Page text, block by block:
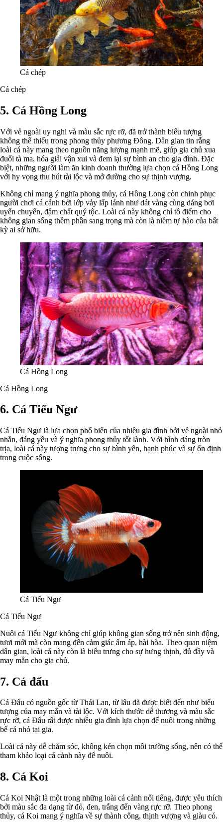
Cá chép
Cá chép
5. Cá Hồng Long
Với vẻ ngoài uy nghi và màu sắc rực rỡ, đã trở thành biểu tượng
không thể thiếu trong phong thủy phương Đông. Dân gian tin rằng
loài cá này mang theo nguồn năng lượng mạnh mẽ, giúp gia chủ xua
đuổi tà ma, hóa giải vận xui và đem lại sự bình an cho gia đình. Đặc
biệt, những người làm ăn kinh doanh thường lựa chọn cá Hồng Long
với hy vọng thu hút tài lộc và mở đường cho sự thịnh vượng.
Không chỉ mang ý nghĩa phong thủy, cá Hồng Long còn chinh phục
người chơi cá cảnh bởi lớp vảy lấp lánh như dát vàng cùng dáng bơi
uyển chuyển, đậm chất quý tộc. Loài cá này không chỉ tô điểm cho
không gian sống thêm phần sang trọng mà còn là niềm tự hào của bất
kỳ ai sở hữu.
Cá Hồng Long
Cá Hồng Long
6. Cá Tiểu Ngư
Cá Tiểu Ngư là lựa chọn phổ biến của nhiều gia đình bởi vẻ ngoài nhỏ
nhắn, đáng yêu và ý nghĩa phong thủy tốt lành. Với hình dáng tròn
trịa, loài cá này tượng trưng cho sự bình yên, hạnh phúc và sự ổn định
trong cuộc sống.
Cá Tiểu Ngư
Cá Tiểu Ngư
Nuôi cá Tiểu Ngư không chỉ giúp không gian sống trở nên sinh động,
tươi mới mà còn mang đến cảm giác ấm áp, hài hòa. Theo quan niệm
dân gian, loài cá này còn là biểu trưng cho sự hưng thịnh, đủ đầy và
may mắn cho gia chủ.
7. Cá đẩu
Cá Đẩu có nguồn gốc từ Thái Lan, từ lâu đã được biết đến như biểu
tượng của may mắn và tài lộc. Với kích thước dễ thương và màu sắc
rực rỡ, cá Đẩu rất được nhiều gia đình lựa chọn để nuôi trong những
bể cá nhỏ tại gia.
Loài cá này dễ chăm sóc, không kén chọn môi trường sống, nên có thể
tham khảo loại cá cảnh này để nuôi.
8. Cá Koi
Cá Koi Nhật là một trong những loài cá cảnh nổi tiếng, được yêu thích
bởi màu sắc đa dạng từ đỏ, đen, trắng đến vàng rực rỡ. Theo phong
thủy, cá Koi mang ý nghĩa về sự thành công, thịnh vượng và giàu có.